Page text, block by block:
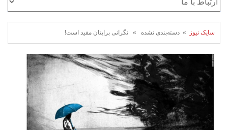
سایک نیوز » دسته‌بندی نشده » نگرانی برایتان مفید است!